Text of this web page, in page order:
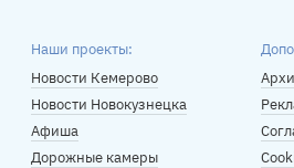
Наши проекты:
Новости Кемерово
Новости Новокузнецка
Афиша
Дорожные камеры